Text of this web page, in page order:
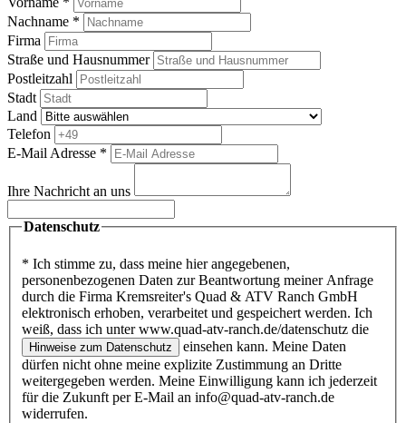
Nachname *
Firma
Straße und Hausnummer
Postleitzahl
Stadt
Land
Telefon
E-Mail Adresse *
Ihre Nachricht an uns
Datenschutz
* Ich stimme zu, dass meine hier angegebenen,
personenbezogenen Daten zur Beantwortung meiner Anfrage
durch die Firma Kremsreiter's Quad & ATV Ranch GmbH
elektronisch erhoben, verarbeitet und gespeichert werden. Ich
weiß, dass ich unter www.quad-atv-ranch.de/datenschutz die
Hinweise zum Datenschutz
einsehen kann. Meine Daten
dürfen nicht ohne meine explizite Zustimmung an Dritte
weitergegeben werden. Meine Einwilligung kann ich jederzeit
für die Zukunft per E-Mail an info@quad-atv-ranch.de
widerrufen.